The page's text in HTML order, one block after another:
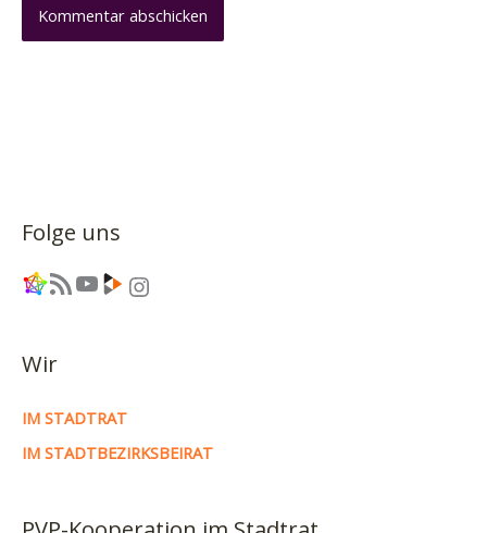
Folge uns
Link RSS-Feed YouTube Link Instagram
Wir
IM STADTRAT
IM STADTBEZIRKSBEIRAT